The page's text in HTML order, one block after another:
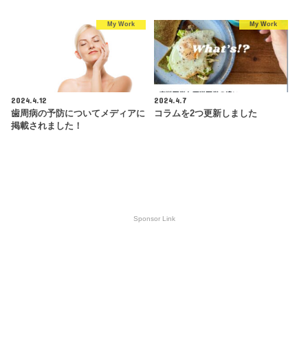
My Work
2024.4.12
歯周病の予防についてメディアに
掲載されました！
My Work
2024.4.7
コラムを2つ更新しました
Sponsor Link